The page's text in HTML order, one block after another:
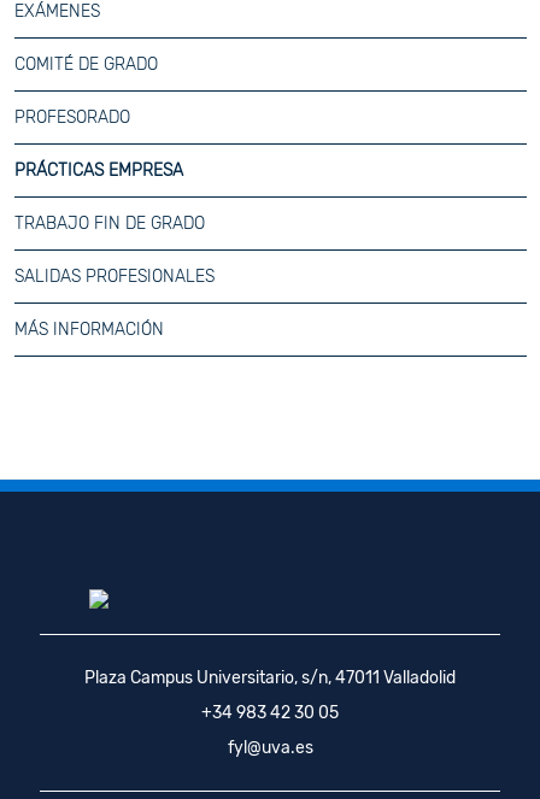
EXÁMENES
COMITÉ DE GRADO
PROFESORADO
PRÁCTICAS EMPRESA
TRABAJO FIN DE GRADO
SALIDAS PROFESIONALES
MÁS INFORMACIÓN
Plaza Campus Universitario, s/n, 47011 Valladolid
+34 983 42 30 05
fyl@uva.es